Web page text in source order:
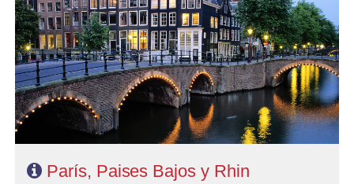
- Salidas: Domingos
- Ruta: 3 noches París, 1Bruselas, 1 Brujas, 2 Amsterdam, 1
Frankfurt
- Categoría hotelera: 4*
- Régimen: AD
París, Paises Bajos y Rhin